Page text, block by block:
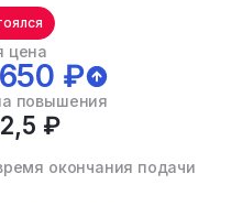
цена
₽
повышения
₽
окончания подачи